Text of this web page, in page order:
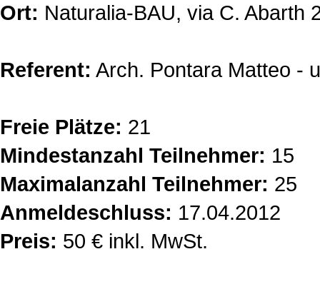
Ort: Naturalia-BAU, via C. Abarth
Referent: Arch. Pontara Matteo -
Freie Plätze: 21
Mindestanzahl Teilnehmer: 15
Maximalanzahl Teilnehmer: 25
Anmeldeschluss: 17.04.2012
Preis: 50 € inkl. MwSt.